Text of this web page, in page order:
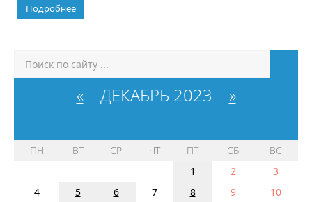
Подробнее
«ДЕКАБРЬ 2023 »
ПН ВТ СР ЧТ ПТ СБ
ВС
1
2
3
4
5 6 7 8 9
10